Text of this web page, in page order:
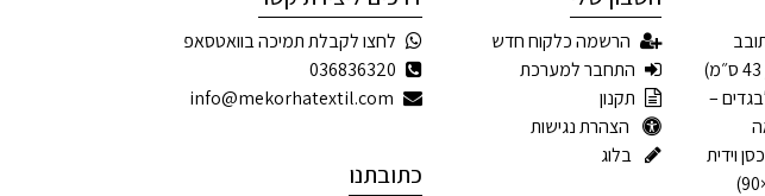
–
וידית
הרשמה כלקוח חדש
התחבר למערכת
תקנון
הצהרת נגישות
בלוג
לחצו לקבלת תמיכה בוואטסאפ
036836320
info@mekorhatextil.com
כתובתנו